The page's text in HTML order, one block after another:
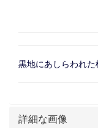
黒地にあしらわれた
詳細な画像